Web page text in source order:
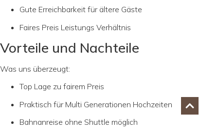
Gute Erreichbarkeit für ältere Gäste
Faires Preis Leistungs Verhältnis
Vorteile und Nachteile
Was uns überzeugt:
Top Lage zu fairem Preis
Praktisch für Multi Generationen Hochzeiten
Bahnanreise ohne Shuttle möglich